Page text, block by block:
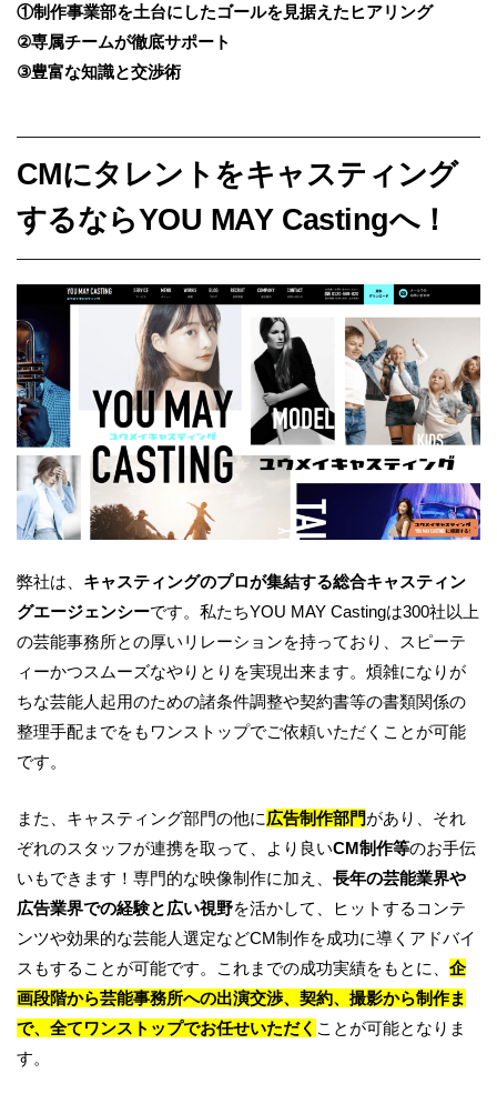
①制作事業部を土台にしたゴールを見据えたヒアリング
②専属チームが徹底サポート
③豊富な知識と交渉術
CMにタレントをキャスティング
するならYOU MAY Castingへ！
弊社は、 キャスティングのプロが集結する総合キャスティン
グエージェンシーです。私たちYOU MAY Castingは300社以上
の芸能事務所との厚いリレーションを持っており、スピーテ
ィーかつスムーズなやりとりを実現出来ます。煩雑になりが
ちな芸能人起用のための諸条件調整や契約書等の書類関係の
整理手配までをもワンストップでご依頼いただくことが可能
です。
また、キャスティング部門の他に広告制作部門があり、それ
ぞれのスタッフが連携を取って、より良いCM制作等のお手伝
いもできます！専門的な映像制作に加え、 長年の芸能業界や
広告業界での経験と広い視野を活かして、ヒットするコンテ
ンツや効果的な芸能人選定などCM制作を成功に導くアドバイ
スもすることが可能です。これまでの成功実績をもとに、 企
画段階から芸能事務所への出演交渉、契約、撮影から制作ま
で、全てワンストップでお任せいただく ことが可能となりま
す。